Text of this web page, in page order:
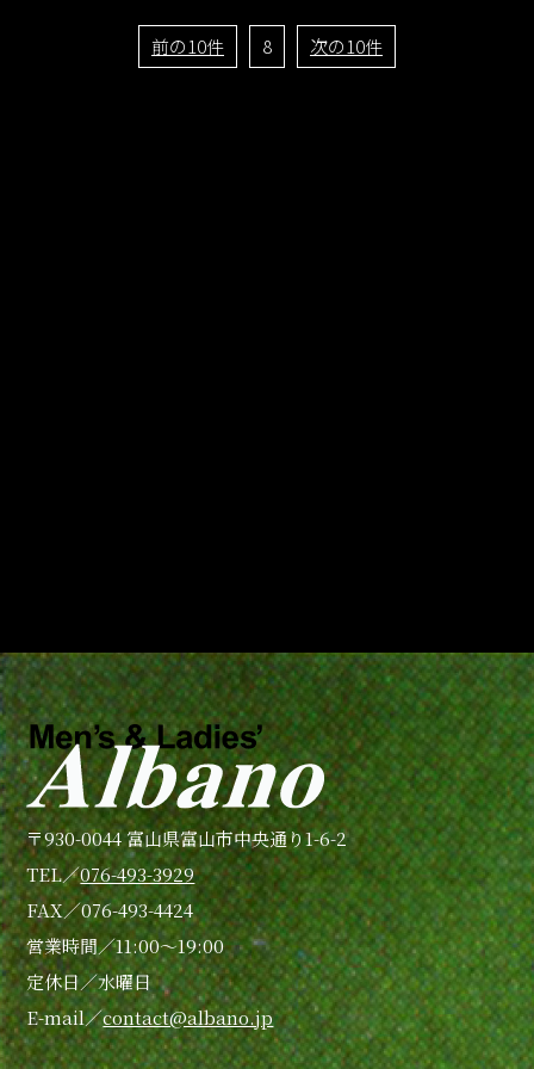
前の10件 8 次の10件
〒930-0044 富山県富山市中央通り1-6-2
TEL／076-493-3929
FAX／076-493-4424
営業時間／11:00〜19:00
定休日／水曜日
E-mail／contact@albano.jp